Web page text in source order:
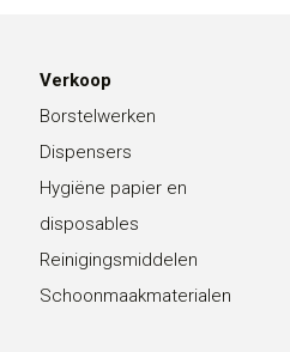
Verkoop
Borstelwerken
Dispensers
Hygiëne papier en
disposables
Reinigingsmiddelen
Schoonmaakmaterialen